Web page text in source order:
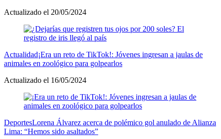
Actualizado el 20/05/2024
Actualidad¡Era un reto de TikTok!: Jóvenes ingresan a jaulas de
animales en zoológico para golpearlos
Actualizado el 16/05/2024
DeportesLorena Álvarez acerca de polémico gol anulado de Alianza
Lima: “Hemos sido asaltados”